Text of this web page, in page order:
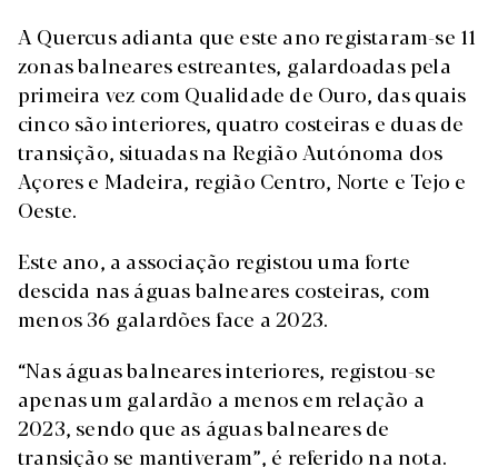
A Quercus adianta que este ano registaram-se 11
zonas balneares estreantes, galardoadas pela
primeira vez com Qualidade de Ouro, das quais
cinco são interiores, quatro costeiras e duas de
transição, situadas na Região Autónoma dos
Açores e Madeira, região Centro, Norte e Tejo e
Oeste.
Este ano, a associação registou uma forte
descida nas águas balneares costeiras, com
menos 36 galardões face a 2023.
“Nas águas balneares interiores, registou-se
apenas um galardão a menos em relação a
2023, sendo que as águas balneares de
transição se mantiveram”, é referido na nota.